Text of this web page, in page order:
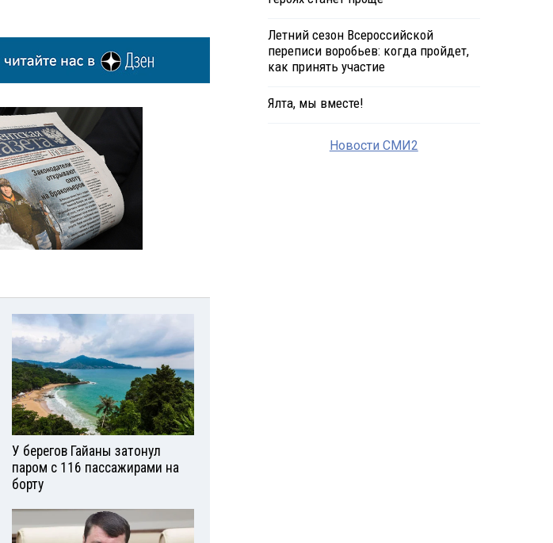
У берегов Гайаны затонул
паром с 116 пассажирами на
борту
Летний сезон Всероссийской
переписи воробьев: когда пройдет,
как принять участие
Ялта, мы вместе!
Новости СМИ2